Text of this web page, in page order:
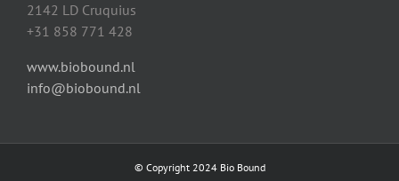
2142 LD Cruquius
+31 858 771 428
www.biobound.nl
info@biobound.nl
© Copyright 2024 Bio Bound